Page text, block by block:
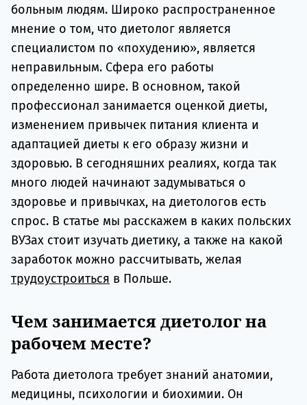
больным людям. Широко распространенное
мнение о том, что диетолог является
специалистом по «похудению», является
неправильным. Сфера его работы
определенно шире. В основном, такой
профессионал занимается оценкой диеты,
изменением привычек питания клиента и
адаптацией диеты к его образу жизни и
здоровью. В сегодняшних реалиях, когда так
много людей начинают задумываться о
здоровье и привычках, на диетологов есть
спрос. В статье мы расскажем в каких польских
ВУЗах стоит изучать диетику, а также на какой
заработок можно рассчитывать, желая
трудоустроиться в Польше.
Чем занимается диетолог на
рабочем месте?
Работа диетолога требует знаний анатомии,
медицины, психологии и биохимии. Он